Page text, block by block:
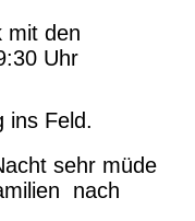
mit den
Uhr
ins Feld.
sehr müde
nach